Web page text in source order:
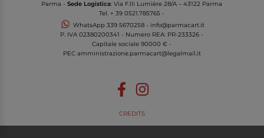
Parma -Sede Logistica: Via F.lli Lumière 28/A – 43122 Parma
Tel. + 39 0521.785765 -
WhatsApp 339 5670258- info@parmacart.it
P. IVA02380200341 - Numero REA: PR-233326 -
Capitale sociale 90000 € -
PEC amministrazione.parmacart@legalmail.it
CREDITS